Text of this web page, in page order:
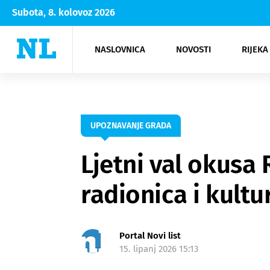
Subota, 8. kolovoz 2026
NASLOVNICA NOVOSTI
Rijeka Opatija
NK
Moda
Kultura
UPOZNAVANJE GRADA
Ljetni val okusa
radionica i
Portal Novi list
15. lipanj 2026 15:13